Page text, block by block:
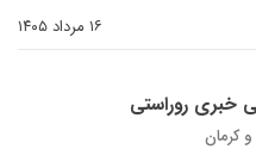
۱۶ مرداد ۱۴۰۵
خبری روراستی
كرمان